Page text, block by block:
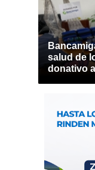
salud de
donativo